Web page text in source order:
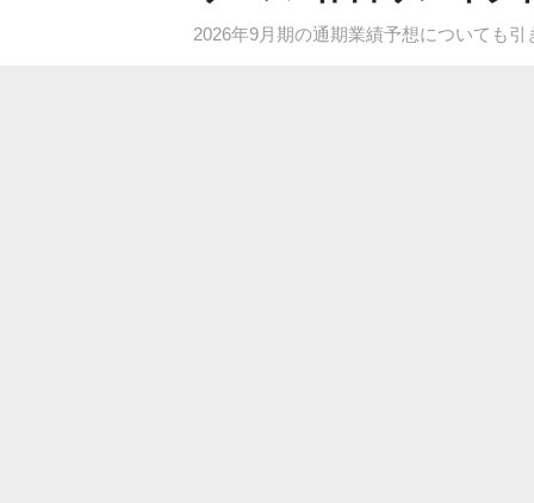
2026年9月期の通期業績予想についても引